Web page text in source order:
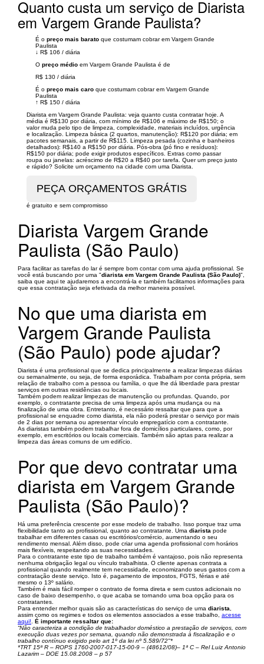
Quanto custa um serviço de Diarista
em Vargem Grande Paulista?
É o preço mais barato que costumam cobrar em Vargem Grande
Paulista
↓ R$ 106 / diária
O preço médio em Vargem Grande Paulista é de
R$ 130 / diária
É o preço mais caro que costumam cobrar em Vargem Grande
Paulista
↑ R$ 150 / diária
Diarista em Vargem Grande Paulista: veja quanto custa contratar hoje. A
média é R$130 por diária, com mínimo de R$106 e máximo de R$150; o
valor muda pelo tipo de limpeza, complexidade, materiais incluídos, urgência
e localização. Limpeza básica (2 quartos, manutenção): R$120 por diária; em
pacotes semanais, a partir de R$115. Limpeza pesada (cozinha e banheiros
detalhados): R$140 a R$150 por diária. Pós-obra (pó fino e resíduos):
R$150 por diária; pode exigir produtos específicos. Extras como passar
roupa ou janelas: acréscimo de R$20 a R$40 por tarefa. Quer um preço justo
e rápido? Solicite um orçamento na cidade com uma Diarista.
é gratuito e sem compromisso
Diarista Vargem Grande
Paulista (São Paulo)
Para facilitar as tarefas do lar é sempre bom contar com uma ajuda profissional. Se
você está buscando por uma "diarista em Vargem Grande Paulista (São Paulo)",
saiba que aqui te ajudaremos a encontrá-la e também facilitamos informações para
que essa contratação seja efetivada da melhor maneira possível.
No que uma diarista em
Vargem Grande Paulista
(São Paulo) pode ajudar?
Diarista é uma profissional que se dedica principalmente a realizar limpezas diárias
ou semanalmente, ou seja, de forma esporádica. Trabalham por conta própria, sem
relação de trabalho com a pessoa ou família, o que lhe dá liberdade para prestar
serviços em outras residências ou locais.
Também podem realizar limpezas de manutenção ou profundas. Quando, por
exemplo, o contratante precisa de uma limpeza após uma mudança ou na
finalização de uma obra. Entretanto, é necessário ressaltar que para que a
profissional se enquadre como diarista, ela não poderá prestar o serviço por mais
de 2 dias por semana ou apresentar vínculo empregatício com a contratante.
As diaristas também podem trabalhar fora de domicílios particulares, como, por
exemplo, em escritórios ou locais comerciais. Também são aptas para realizar a
limpeza das áreas comuns de um edifício.
Por que devo contratar uma
diarista em Vargem Grande
Paulista (São Paulo)?
Há uma preferência crescente por esse modelo de trabalho. Isso porque traz uma
flexibilidade tanto ao profissional, quanto ao contratante. Uma diarista pode
trabalhar em diferentes casas ou escritórios/comércio, aumentando o seu
rendimento mensal. Além disso, pode criar uma agenda profissional com horários
mais flexíveis, respeitando as suas necessidades.
Para o contratante este tipo de trabalho também é vantajoso, pois não representa
nenhuma obrigação legal ou vínculo trabalhista. O cliente apenas contrata a
profissional quando realmente tem necessidade, economizando seus gastos com a
contratação deste serviço. Isto é, pagamento de impostos, FGTS, férias e até
mesmo o 13º salário.
Também é mais fácil romper o contrato de forma direta e sem custos adicionais no
caso de baixo desempenho, o que acaba se tornando uma boa opção para os
contratantes.
Para entender melhor quais são as características do serviço de uma diarista
assim como os regimes e todos os elementos associados a esse trabalho, acesse
aqui!
É importante ressaltar que:
“Não caracteriza a condição de trabalhador doméstico a prestação de serviços, com
execução duas vezes por semana, quando não demonstrada à fiscalização e o
trabalho contínuo exigido pelo art 1º da lei nº 5.589/72"*
*TRT 15ª R – ROPS 1760-2007-017-15-00-9 – (48612/08)– 1ª C – Rel Luiz Antonio
Lazarim – DOE 15.08.2008 – p 57